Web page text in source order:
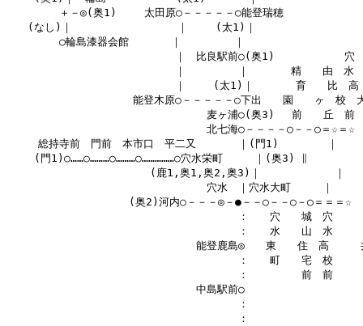
＋－◎(奥1) 　　太田原○－－－－－○能登瑞穂
(なし)｜　　　　　　　　　　｜　　 (太1)｜
○輪島漆器会館　　　　｜　　　　　｜
｜　比良駅前○(奥1) 　　　　　　穴　
｜　　　　　｜　　　　精　　由　水　
｜　　 (太1)｜　　　　育　　比　高　
能登木原○－－－－－○下出　　園　　ヶ　校　
麦ヶ浦○(奥3) 　前　　丘　前　
北七海○－－－－○－－○＝☆＝☆
総持寺前　門前　本市口　平二又　　　　｜(門1) 　　　　｜　　
(門1)○……○………○………○……………○穴水栄町　　　｜(奥3) ∥
(鹿1,奥1,奥2,奥3)｜　　　　　　　｜　　
穴水　｜穴水大町　　　｜　　　
(奥2)河内○－－－◎－●－－○－－○－○＝＝＝☆
：　　穴　　城　穴　　　
：　　水　　山　水　　　
能登鹿島◎　　東　　住　高　　　
：　　町　　宅　校　　　
：　　　　　前　前
中島駅前○
：
：